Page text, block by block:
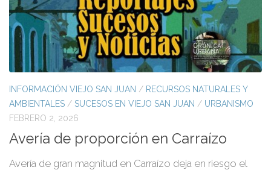
INFORMACIÓN VIEJO SAN JUAN / RECURSOS NATURALES Y
AMBIENTALES / SUCESOS EN VIEJO SAN JUAN / URBANISMO
FEBRERO 2, 2026
Avería de proporción en Carraízo
Avería de gran magnitud en Carraízo deja en riesgo el